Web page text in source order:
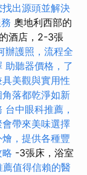
出源頭並解決
奧地利西部的
酒店，2-3張
辦護照，流程全
助聽器價格，了
美觀與實用性
落都乾淨如新
台中眼科推薦，
帶來美味選擇
燴，提供各種豐
-3張床，浴室
薦值得信賴的醫